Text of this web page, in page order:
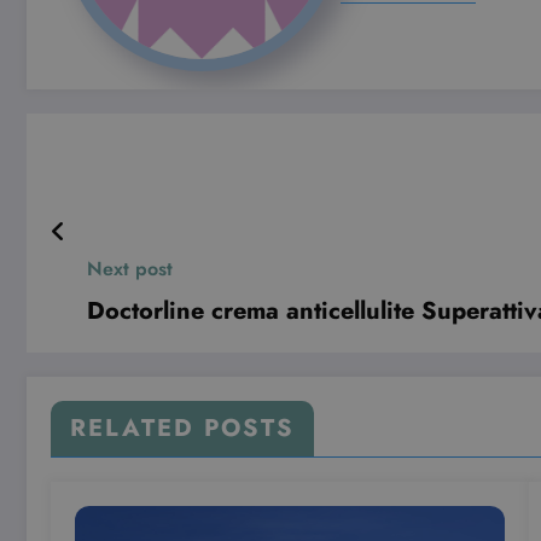
Next post
Doctorline crema anticellulite
RELATED POSTS